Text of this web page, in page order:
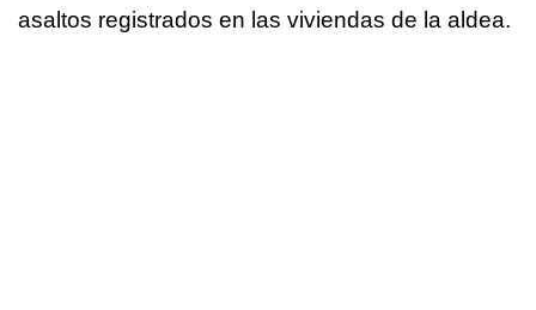
asaltos registrados en las viviendas de la aldea.